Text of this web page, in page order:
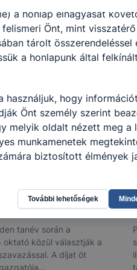
AGYAGÁSI
tanév során a
közül választják a
A díjat öt
a honlap elhagyását
Önt, mint
tárolt
a honlapunk által
használjuk, hogy
Önt személy szerint
melyik oldalt nézett meg
munkamenetek
biztosított élmények
szokásainak
Az ilyen marketing
vagy visszavonása
kevésbé lesznek az Ön
a cookie-kat?
További lehetőségek